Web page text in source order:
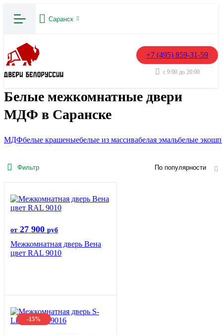
Саранск
+7 (495) 859-31-59
с 9:00 до 20:00
Белые межкомнатные двери
МДФ в Саранске
МДФбелые крашеныебелые из массивабелая эмальбелые
Фильтр По популярности
от 27 900 руб
Межкомнатная дверь Вена
цвет RAL 9010
-15%